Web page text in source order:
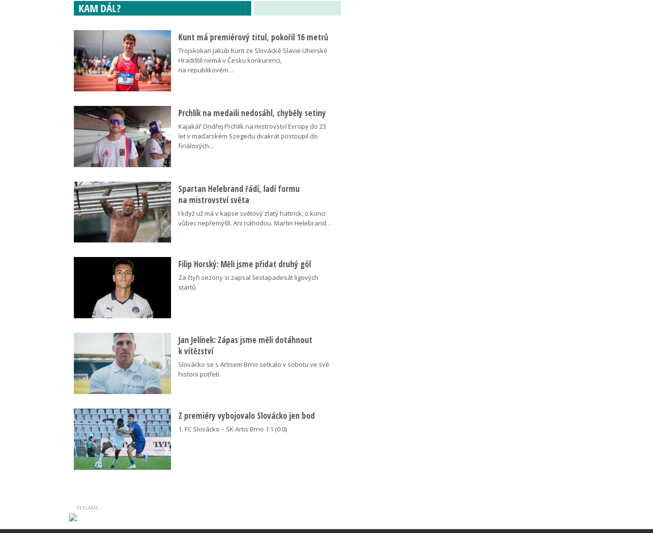
KAM DÁL?
Kunt má premiérový titul, pokořil 16 metrů
Trojskokan Jakub Kunt ze Slovácké Slavie Uherské
Hradiště nemá v Česku konkurenci,
na republikovém…
Prchlík na medaili nedosáhl, chyběly setiny
Kajakář Ondřej Prchlík na mistrovství Evropy do 23
let v maďarském Szegedu dvakrát postoupil do
finálových…
Spartan Helebrand řádí, ladí formu
na mistrovství světa
I když už má v kapse světový zlatý hattrick, o konci
vůbec nepřemýšlí. Ani náhodou. Martin Helebrand…
Filip Horský: Měli jsme přidat druhý gól
Za čtyři sezóny si zapsal šestapadesát ligových
startů.
Jan Jelínek: Zápas jsme měli dotáhnout
k vítězství
Slovácko se s Artisem Brno setkalo v sobotu ve své
historii potřetí.
Z premiéry vybojovalo Slovácko jen bod
1. FC Slovácko – SK Artis Brno 1:1 (0:0)